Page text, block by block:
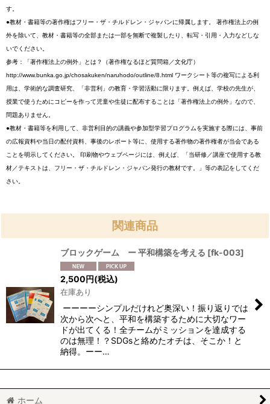
す。
●教材・書籍等の著作権はフリー・ザ・チルドレン・ジャパンに帰属します。 著作権法上の例
外を除いて、教材・書籍等の全部または一部を無断で複製したり、転写・引用・入力などしな
いでください。
参考：「著作権法上の例外」とは？（著作権なるほど質問箱／文化庁）
http://www.bunka.go.jp/chosakuken/naruhodo/outline/8.html ワークシート等の複写による利
用は、学術的な調査研究、「非営利」の教育・学習活動に限ります。例えば、学校の先生が、
授業で使うためにコピーを作って児童や生徒に配布することは「著作権法上の例外」なので、
問題ありません。
●教材・書籍等を利用して、非営利目的の講義や参加型学習プログラムを実施する際には、事前
の広報資料や当日の配付資料、事後のレポート等に、使用する著作物の著作権者が当会である
ことを明示してください。 印刷物やウェブページには、例えば、「当研修／講座で使用する教
材／テキストは、フリー・ザ・チルドレン・ジャパン発行の教材です。」等の表記をしてくだ
さい。
関連商品
ブロックゲーム ー 平和構築を考える [fk-003]
2,500円(税込)
在庫あり
ーーーーシンプルだけれど奥深い！振り返りでは
次から次へと、平和を構築するために大切なワー
ドが出てくる！全チームがミッションを達成する
のは無理！？SDGsと絡めたオチは、そこか！と
納得。ーー…
ホーム